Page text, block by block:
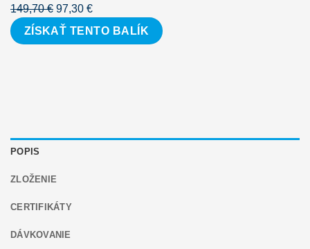
149,70€ Pôvodná
cena
bola:
97,30 €Aktuálna
cena
je:
ZÍSKAŤ TENTO BALÍK
POPIS
ZLOŽENIE
CERTIFIKÁTY
DÁVKOVANIE